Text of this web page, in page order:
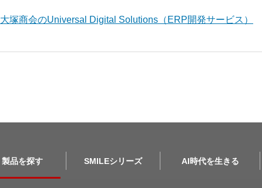
大塚商会のUniversal Digital Solutions（ERP開発サービス）
製品を探す SMILEシリーズ AI時代を生きる